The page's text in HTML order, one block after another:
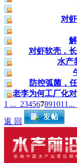
对
对虾软壳，
水产
防控弧菌，
老李为何工厂化
1 ... 234567891011 ...
返 回